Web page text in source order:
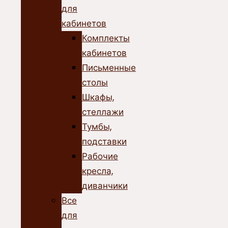
для
кабинетов
Комплекты
кабинетов
Письменные
столы
Шкафы,
стеллажи
Тумбы,
подставки
Рабочие
кресла,
диванчики
Все
для